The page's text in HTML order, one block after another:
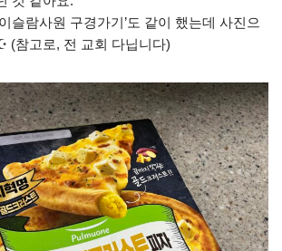
슬람사원 구경가기’도 같이 했는데 사진으
(참고로, 전 교회 다닙니다)